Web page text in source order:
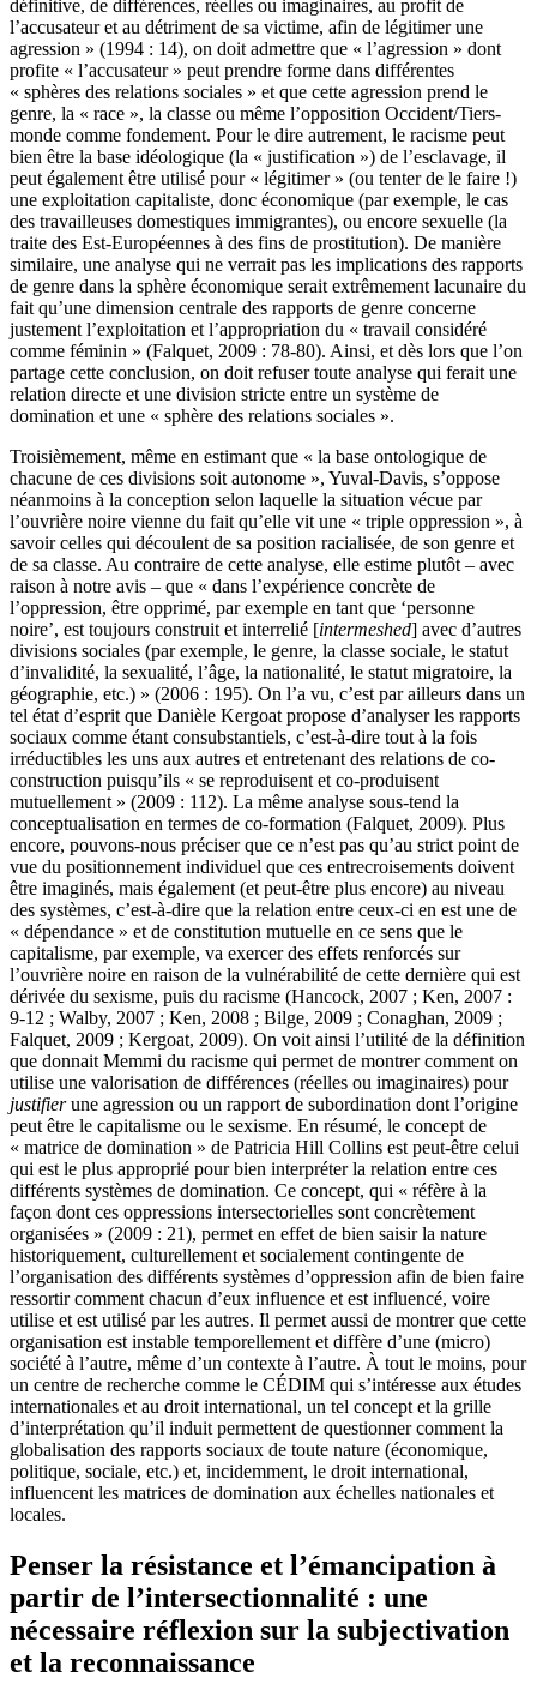
définitive, de différences, réelles ou imaginaires, au profit de
l’accusateur et au détriment de sa victime, afin de légitimer une
agression » (1994 : 14), on doit admettre que « l’agression » dont
profite « l’accusateur » peut prendre forme dans différentes
« sphères des relations sociales » et que cette agression prend le
genre, la « race », la classe ou même l’opposition Occident/Tiers-
monde comme fondement. Pour le dire autrement, le racisme peut
bien être la base idéologique (la « justification ») de l’esclavage, il
peut également être utilisé pour « légitimer » (ou tenter de le faire !)
une exploitation capitaliste, donc économique (par exemple, le cas
des travailleuses domestiques immigrantes), ou encore sexuelle (la
traite des Est-Européennes à des fins de prostitution). De manière
similaire, une analyse qui ne verrait pas les implications des rapports
de genre dans la sphère économique serait extrêmement lacunaire du
fait qu’une dimension centrale des rapports de genre concerne
justement l’exploitation et l’appropriation du « travail considéré
comme féminin » (Falquet, 2009 : 78-80). Ainsi, et dès lors que l’on
partage cette conclusion, on doit refuser toute analyse qui ferait une
relation directe et une division stricte entre un système de
domination et une « sphère des relations sociales ».
Troisièmement, même en estimant que « la base ontologique de
chacune de ces divisions soit autonome », Yuval-Davis, s’oppose
néanmoins à la conception selon laquelle la situation vécue par
l’ouvrière noire vienne du fait qu’elle vit une « triple oppression », à
savoir celles qui découlent de sa position racialisée, de son genre et
de sa classe. Au contraire de cette analyse, elle estime plutôt – avec
raison à notre avis – que « dans l’expérience concrète de
l’oppression, être opprimé, par exemple en tant que ‘personne
noire’, est toujours construit et interrelié [intermeshed] avec d’autres
divisions sociales (par exemple, le genre, la classe sociale, le statut
d’invalidité, la sexualité, l’âge, la nationalité, le statut migratoire, la
géographie, etc.) » (2006 : 195). On l’a vu, c’est par ailleurs dans un
tel état d’esprit que Danièle Kergoat propose d’analyser les rapports
sociaux comme étant consubstantiels, c’est-à-dire tout à la fois
irréductibles les uns aux autres et entretenant des relations de co-
construction puisqu’ils « se reproduisent et co-produisent
mutuellement » (2009 : 112). La même analyse sous-tend la
conceptualisation en termes de co-formation (Falquet, 2009). Plus
encore, pouvons-nous préciser que ce n’est pas qu’au strict point de
vue du positionnement individuel que ces entrecroisements doivent
être imaginés, mais également (et peut-être plus encore) au niveau
des systèmes, c’est-à-dire que la relation entre ceux-ci en est une de
« dépendance » et de constitution mutuelle en ce sens que le
capitalisme, par exemple, va exercer des effets renforcés sur
l’ouvrière noire en raison de la vulnérabilité de cette dernière qui est
dérivée du sexisme, puis du racisme (Hancock, 2007 ; Ken, 2007 :
9-12 ; Walby, 2007 ; Ken, 2008 ; Bilge, 2009 ; Conaghan, 2009 ;
Falquet, 2009 ; Kergoat, 2009). On voit ainsi l’utilité de la définition
que donnait Memmi du racisme qui permet de montrer comment on
utilise une valorisation de différences (réelles ou imaginaires) pour
justifierune agression ou un rapport de subordination dont l’origine
peut être le capitalisme ou le sexisme. En résumé, le concept de
« matrice de domination » de Patricia Hill Collins est peut-être celui
qui est le plus approprié pour bien interpréter la relation entre ces
différents systèmes de domination. Ce concept, qui « réfère à la
façon dont ces oppressions intersectorielles sont concrètement
organisées » (2009 : 21), permet en effet de bien saisir la nature
historiquement, culturellement et socialement contingente de
l’organisation des différents systèmes d’oppression afin de bien faire
ressortir comment chacun d’eux influence et est influencé, voire
utilise et est utilisé par les autres. Il permet aussi de montrer que cette
organisation est instable temporellement et diffère d’une (micro)
société à l’autre, même d’un contexte à l’autre. À tout le moins, pour
un centre de recherche comme le CÉDIM qui s’intéresse aux études
internationales et au droit international, un tel concept et la grille
d’interprétation qu’il induit permettent de questionner comment la
globalisation des rapports sociaux de toute nature (économique,
politique, sociale, etc.) et, incidemment, le droit international,
influencent les matrices de domination aux échelles nationales et
locales.
Penser la résistance et l’émancipation à
partir de l’intersectionnalité : une
nécessaire réflexion sur la subjectivation
et la reconnaissance